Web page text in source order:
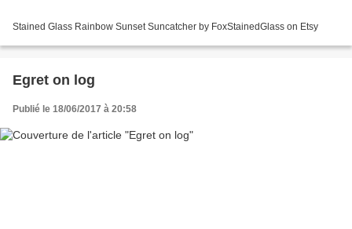
Stained Glass Rainbow Sunset Suncatcher by FoxStainedGlass on Etsy
Egret on log
Publié le 18/06/2017 à 20:58